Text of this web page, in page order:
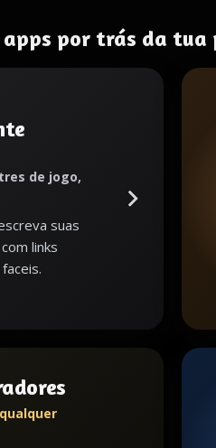
apps por trás da
de jogo,
suas
links